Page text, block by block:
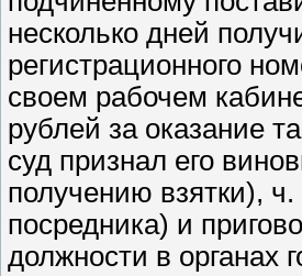
несколько дней
регистрационного
своем рабочем
рублей за оказание
суд признал его
получению взятки),
посредника) и
должности в органах